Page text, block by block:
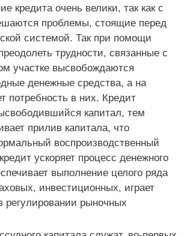
кредита очень велики, так как с
проблемы, стоящие перед
системой. Так при помощи
трудности, связанные с
участке высвобождаются
денежные средства, а на
потребность в них. Кредит
капитал, тем
прилив капитала, что
воспроизводственный
ускоряет процесс денежного
выполнение целого ряда
инвестиционных, играет
рыночных